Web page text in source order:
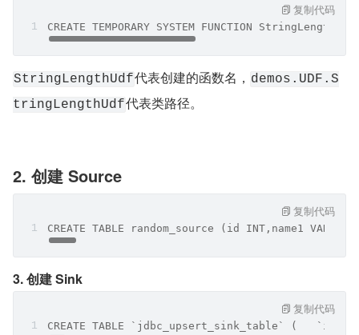
CREATE TEMPORARY SYSTEM FUNCTION
复制代码
StringLengthUdf代表创建的函数名， demos.UDF.S
tringLengthUdf代表类路径。
2. 创建 Source
CREATE TABLE random_source (id
复制代码
3. 创建 Sink
CREATE TABLE `jdbc_upsert_sink_table` (
复制代码